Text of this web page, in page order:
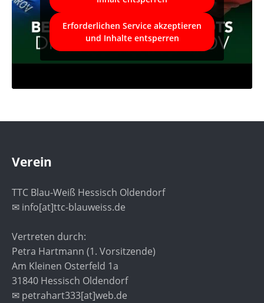
Erforderlichen Service akzeptieren
und Inhalte entsperren
Verein
TTC Blau-Weiß Hessisch Oldendorf
✉ info[at]ttc-blauweiss.de
Vertreten durch:
Petra Hartmann (1. Vorsitzende)
Am Kleinen Osterfeld 1a
31840 Hessisch Oldendorf
✉ petrahart333[at]web.de